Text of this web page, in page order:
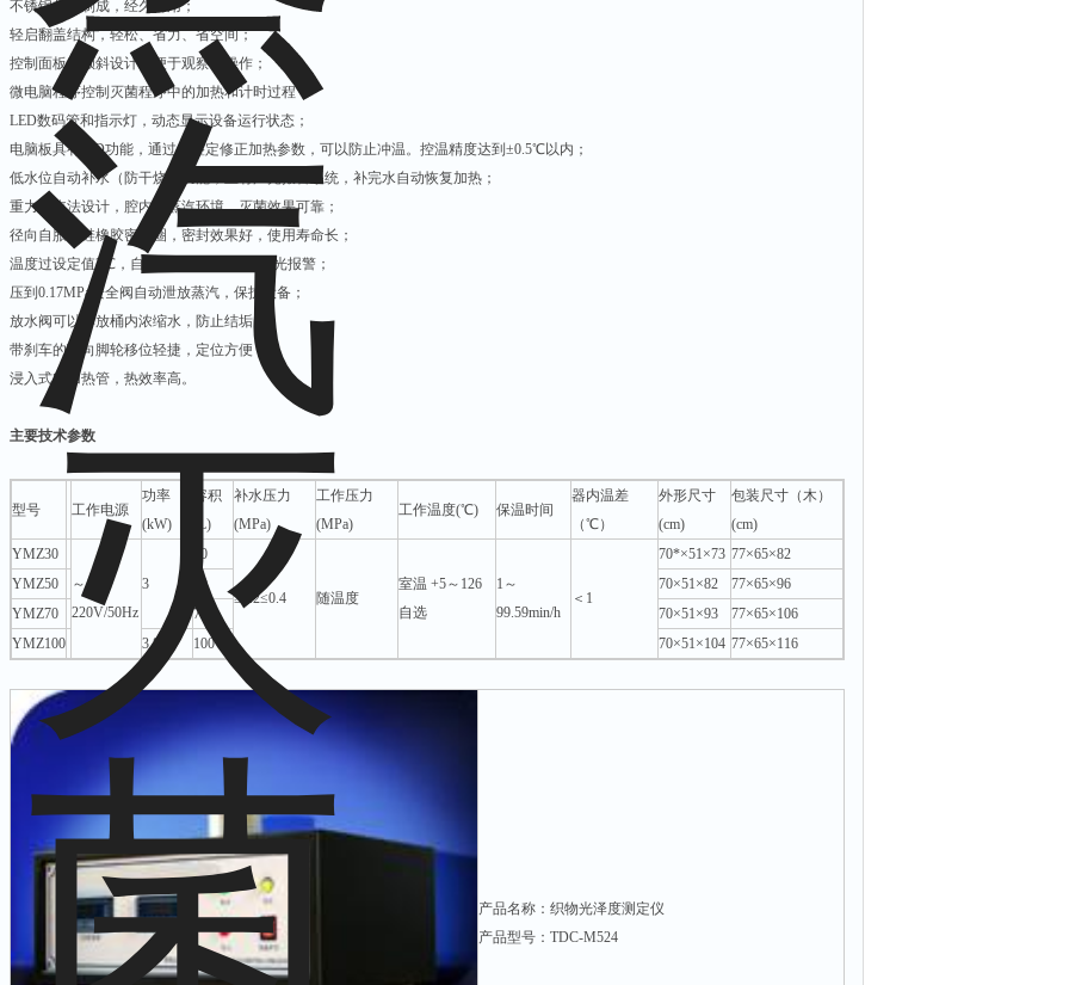
不锈钢材质制成，经久耐用；
轻启翻盖结构，轻松、省力、省空间；
控制面板的倾斜设计，便于观察和操作；
微电脑程序控制灭菌程序中的加热和计时过程；
LED数码管和指示灯，动态显示设备运行状态；
电脑板具有PID功能，通过自整定修正加热参数，可以防止冲温。控温精度达到±0.5℃以内；
低水位自动补水（防干烧）功能，且有声光报警系统，补完水自动恢复加热；
重力排汽法设计，腔内纯蒸汽环境，灭菌效果可靠；
径向自胀式硅橡胶密封圈，密封效果好，使用寿命长；
温度过设定值2℃，自动停止加热，同时声光报警；
压到0.17MPa安全阀自动泄放蒸汽，保护设备；
放水阀可以排放桶内浓缩水，防止结垢；
带刹车的万向脚轮移位轻捷，定位方便；
浸入式电加热管，热效率高。
主要技术参数
型号 工作电源
功率
(kW)
容积
(L)
补水压力
(MPa)
工作压力
(MPa)
工作温度(℃) 保温时间
器内温差
（℃）
外形尺寸
(cm)
包装尺寸（木）
(cm)
YMZ30
～
220V/50Hz
3
30
≥0.2≤0.4 随温度
室温 +5～126
自选
1～
99.59min/h
＜1
70*×51×73 77×65×82
YMZ50
50 70×51×82
77×65×96
YMZ70
75 70×51×93
77×65×106
YMZ100
3.8 100 70×51×104 77×65×116
产品名称：织物光泽度测定仪
产品型号：TDC-M524